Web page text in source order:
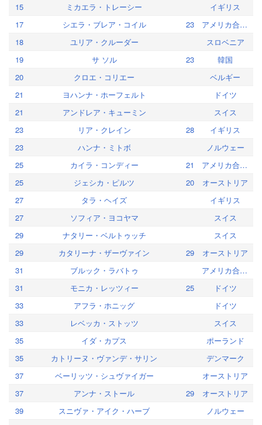
15
ミカエラ・トレーシー
イギリス
17
シエラ・ブレア・コイル 23
アメリカ合衆国
18
ユリア・クルーダー
スロベニア
19
サ ソル 23
韓国
20
クロエ・コリエー
ベルギー
21
ヨハンナ・ホーフェルト
ドイツ
21
アンドレア・キューミン
スイス
23
リア・クレイン 28
イギリス
23
ハンナ・ミトボ
ノルウェー
25
カイラ・コンディー 21
アメリカ合衆国
25
ジェシカ・ピルツ 20
オーストリア
27
タラ・ヘイズ
イギリス
27
ソフィア・ヨコヤマ
スイス
29
ナタリー・ベルトゥッチ
スイス
29
カタリーナ・ザーヴァイン 29
オーストリア
31
ブルック・ラバトゥ
アメリカ合衆国
31
モニカ・レッツィー 25
ドイツ
33
アフラ・ホニッグ
ドイツ
33
レベッカ・ストッツ
スイス
35
イダ・カプス
ポーランド
35
カトリーヌ・ヴァンデ・サリン
デンマーク
37
ベーリッツ・シュヴァイガー
オーストリア
37
アンナ・ストール 29
オーストリア
39
スニヴァ・アイク・ハーブ
ノルウェー